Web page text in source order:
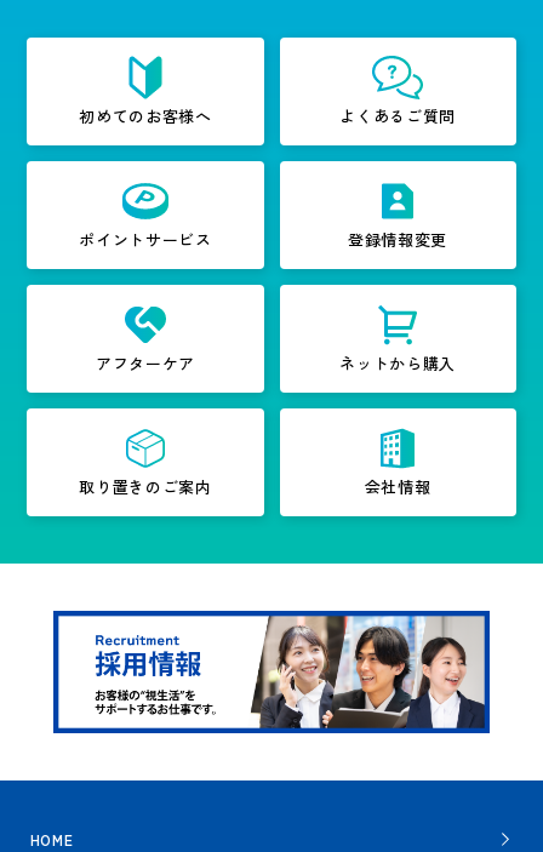
初めてのお客様へ よくあるご質問
ポイントサービス 登録情報変更
アフターケア ネットから購入
取り置きのご案内 会社情報
HOME